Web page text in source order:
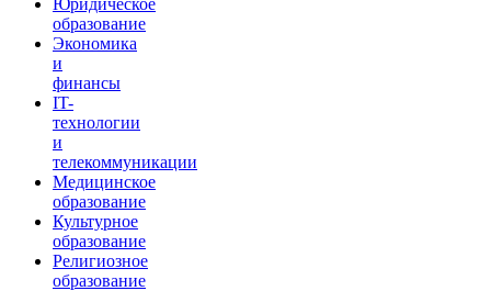
образование
Экономика
и
финансы
IT-
технологии
и
телекоммуникации
Медицинское
образование
Культурное
образование
Религиозное
образование